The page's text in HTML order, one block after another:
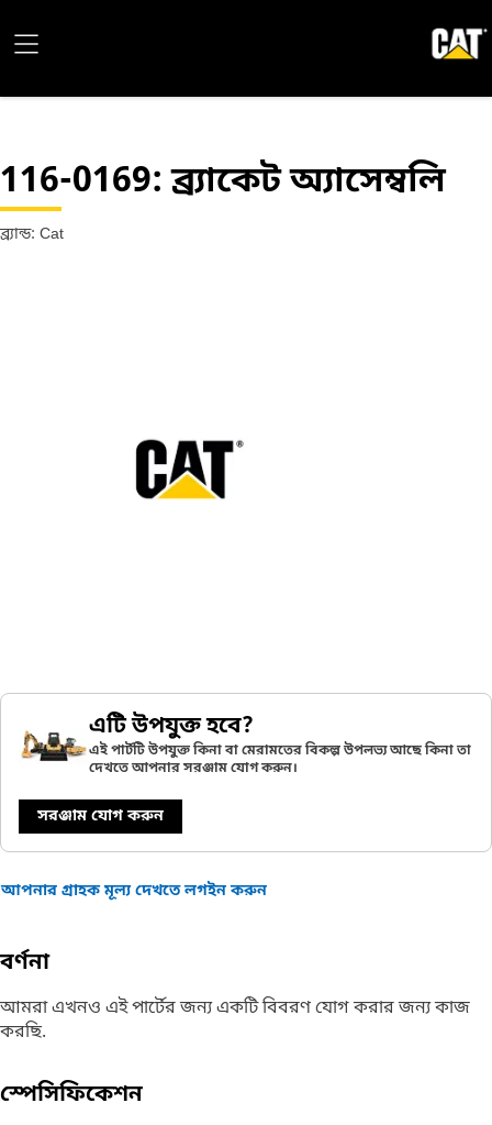
116-0169: ব্র্যাকেট অ্যাসেম্বলি
ব্র্যান্ড: Cat
এটি উপযুক্ত হবে?
এই পার্টটি উপযুক্ত কিনা বা মেরামতের বিকল্প উপলভ্য আছে কিনা তা
দেখতে আপনার সরঞ্জাম যোগ করুন।
সরঞ্জাম যোগ করুন
আপনার গ্রাহক মূল্য দেখতে লগইন করুন
বর্ণনা
আমরা এখনও এই পার্টের জন্য একটি বিবরণ যোগ করার জন্য কাজ
করছি.
স্পেসিফিকেশন